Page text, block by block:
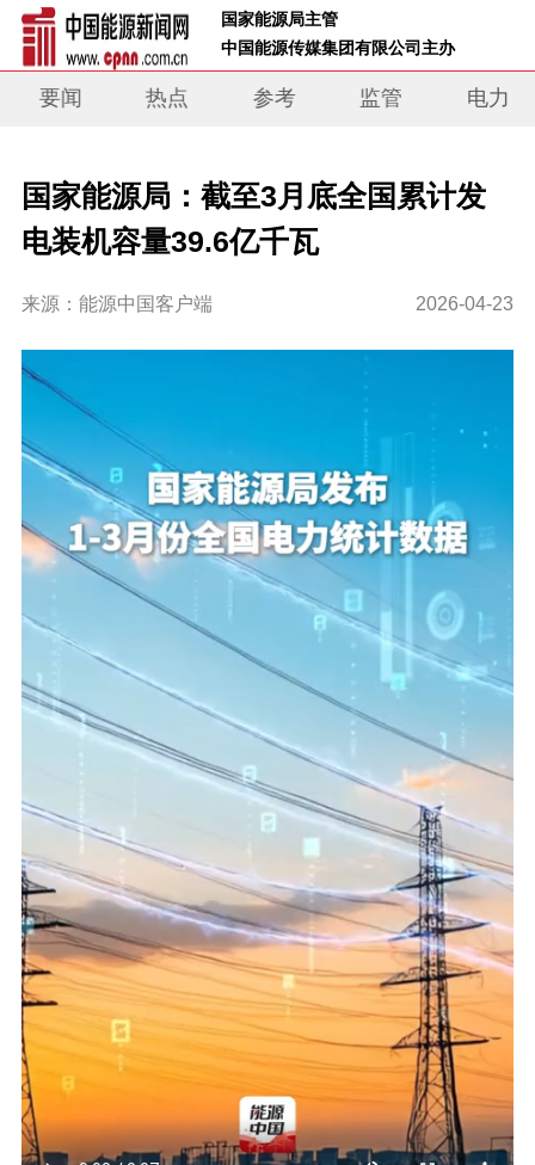
国家能源局主管
中国能源传媒集团有限公司主办
要闻 热点 参考 监管 电力
国家能源局：截至3月底全国累计发
电装机容量39.6亿千瓦
来源：能源中国客户端 2026-04-23